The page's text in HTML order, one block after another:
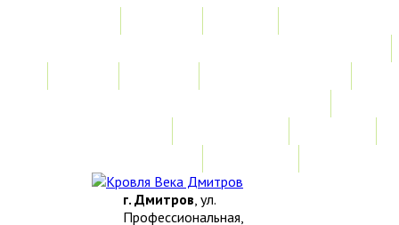
г. Дмитров, ул.
Профессиональная,